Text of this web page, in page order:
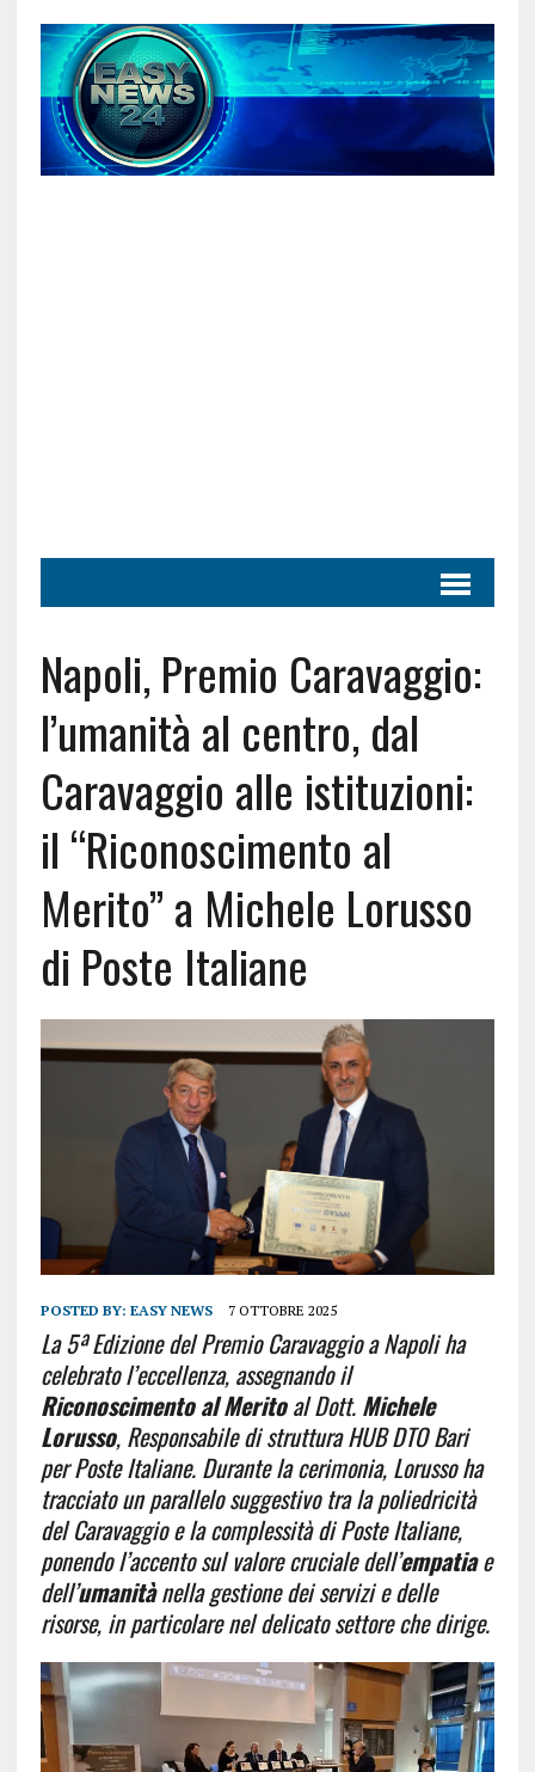
Napoli, Premio Caravaggio:
l’umanità al centro, dal
Caravaggio alle istituzioni:
il “Riconoscimento al
Merito” a Michele Lorusso
di Poste Italiane
POSTED BY: EASY NEWS 7 OTTOBRE 2025
La 5ª Edizione del Premio Caravaggio a Napoli ha
celebrato l’eccellenza, assegnando il
Riconoscimento al Meritoal Dott. Michele
Lorusso, Responsabile di struttura HUB DTO Bari
per Poste Italiane. Durante la cerimonia, Lorusso ha
tracciato un parallelo suggestivo tra la poliedricità
del Caravaggio e la complessità di Poste Italiane,
ponendo l’accento sul valore cruciale dell’empatiae
dell’umanitànella gestione dei servizi e delle
risorse, in particolare nel delicato settore che dirige.